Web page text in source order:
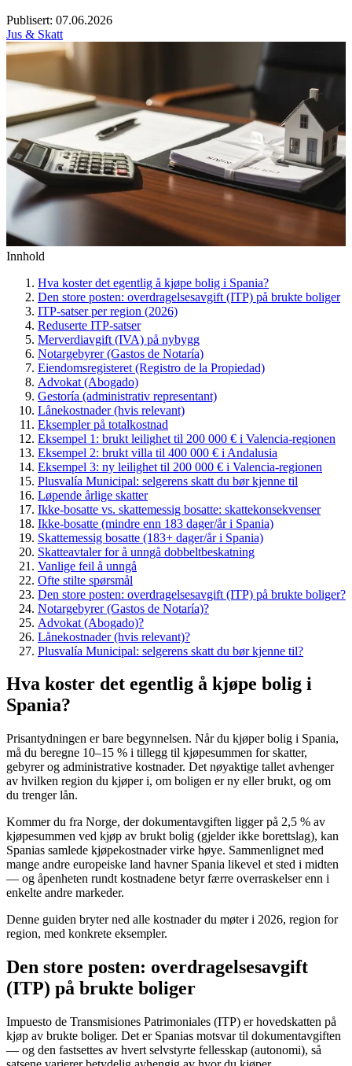
Publisert: 07.06.2026
Jus & Skatt
Innhold
Hva koster det egentlig å kjøpe bolig i Spania?
Den store posten: overdragelsesavgift (ITP) på brukte boliger
ITP-satser per region (2026)
Reduserte ITP-satser
Merverdiavgift (IVA) på nybygg
Notargebyrer (Gastos de Notaría)
Eiendomsregisteret (Registro de la Propiedad)
Advokat (Abogado)
Gestoría (administrativ representant)
Lånekostnader (hvis relevant)
Eksempler på totalkostnad
Eksempel 1: brukt leilighet til 200 000 € i Valencia-regionen
Eksempel 2: brukt villa til 400 000 € i Andalusia
Eksempel 3: ny leilighet til 200 000 € i Valencia-regionen
Plusvalía Municipal: selgerens skatt du bør kjenne til
Løpende årlige skatter
Ikke-bosatte vs. skattemessig bosatte: skattekonsekvenser
Ikke-bosatte (mindre enn 183 dager/år i Spania)
Skattemessig bosatte (183+ dager/år i Spania)
Skatteavtaler for å unngå dobbeltbeskatning
Vanlige feil å unngå
Ofte stilte spørsmål
Den store posten: overdragelsesavgift (ITP) på brukte boliger?
Notargebyrer (Gastos de Notaría)?
Advokat (Abogado)?
Lånekostnader (hvis relevant)?
Plusvalía Municipal: selgerens skatt du bør kjenne til?
Hva koster det egentlig å kjøpe bolig i
Spania?
Prisantydningen er bare begynnelsen. Når du kjøper bolig i Spania,
må du beregne 10–15 % i tillegg til kjøpesummen for skatter,
gebyrer og administrative kostnader. Det nøyaktige tallet avhenger
av hvilken region du kjøper i, om boligen er ny eller brukt, og om
du trenger lån.
Kommer du fra Norge, der dokumentavgiften ligger på 2,5 % av
kjøpesummen ved kjøp av brukt bolig (gjelder ikke borettslag), kan
Spanias samlede kjøpekostnader virke høye. Sammenlignet med
mange andre europeiske land havner Spania likevel et sted i midten
— og åpenheten rundt kostnadene betyr færre overraskelser enn i
enkelte andre markeder.
Denne guiden bryter ned alle kostnader du møter i 2026, region for
region, med konkrete eksempler.
Den store posten: overdragelsesavgift
(ITP) på brukte boliger
Impuesto de Transmisiones Patrimoniales (ITP) er hovedskatten på
kjøp av brukte boliger. Det er Spanias motsvar til dokumentavgiften
— og den fastsettes av hvert selvstyrte fellesskap (autonomi), så